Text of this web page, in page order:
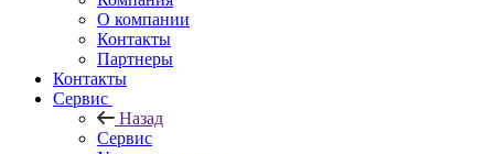
О компании
Контакты
Партнеры
Контакты
Сервис
Назад
Сервис